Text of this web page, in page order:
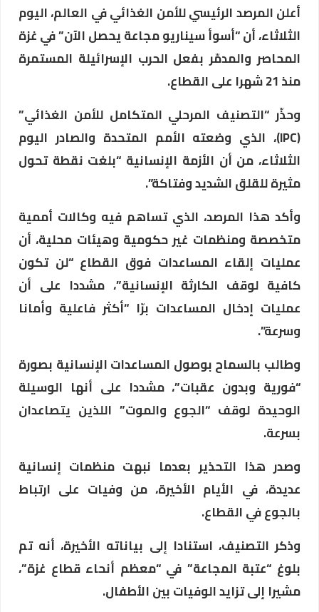
أعلن المرصد الرئيسي للأمن الغذائي في العالم، اليوم
الثلاثاء، أن “أسوأ سيناريو مجاعة يحصل الآن” في غزة
المحاصر والمدمّر بفعل الحرب الإسرائيلة المستمرة
منذ 21 شهرا على القطاع.
وحذّر “التصنيف المرحلي المتكامل للأمن الغذائي”
(IPC)، الذي وضعته الأمم المتحدة والصادر اليوم
الثلاثاء، من أن الأزمة الإنسانية “بلغت نقطة تحول
مثيرة للقلق الشديد وفتاكة”.
وأكد هذا المرصد، الذي تساهم فيه وكالات أممية
متخصصة ومنظمات غير حكومية وهيئات محلية، أن
عمليات إلقاء المساعدات فوق القطاع “لن تكون
كافية لوقف الكارثة الإنسانية”، مشددا على أن
عمليات إدخال المساعدات برّا “أكثر فاعلية وأمانا
وسرعة”.
وطالب بالسماح بوصول المساعدات الإنسانية بصورة
“فورية وبدون عقبات”، مشددا على أنها الوسيلة
الوحيدة لوقف “الجوع والموت” اللذين يتصاعدان
بسرعة.
وصدر هذا التحذير بعدما نبهت منظمات إنسانية
عديدة، في الأيام الأخيرة، من وفيات على ارتباط
بالجوع في القطاع.
وذكر التصنيف، استنادا إلى بياناته الأخيرة، أنه تم
بلوغ “عتبة المجاعة” في “معظم أنحاء قطاع غزة”،
مشيرا إلى تزايد الوفيات بين الأطفال.